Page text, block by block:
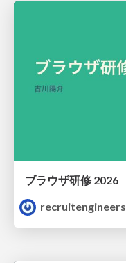
ブラウザ研修 2026
recruitengineers